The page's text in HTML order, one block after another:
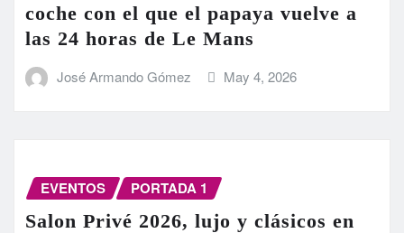
coche con el que el papaya vuelve a
las 24 horas de Le Mans
José Armando Gómez May 4, 2026
EVENTOS PORTADA 1
Salon Privé 2026, lujo y clásicos en